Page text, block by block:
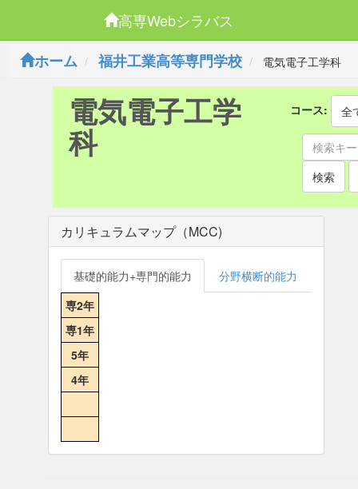
高専Webシラバス
ホーム
福井工業高等専門学校 電気電子工学科
電気電子工学
科
コース: 全
検索
カリキュラムマップ（MCC)
基礎的能力+専門的能力
分野横断的能力
専2年
専1年
5年
4年